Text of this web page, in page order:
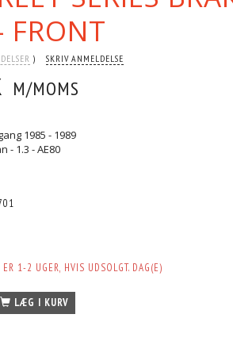
FRONT
SKRIV ANMELDELSE
M/MOMS
1985 - 1989
- 1.3 - AE80
1-2 UGER, HVIS UDSOLGT. DAG(E)
LÆG I KURV